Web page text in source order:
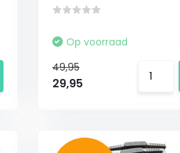
Op voorraad
49,95
29,95